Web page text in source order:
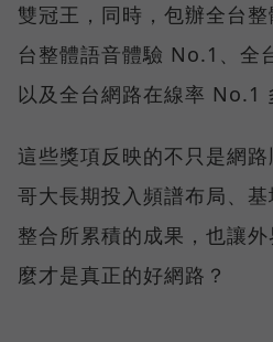
雙冠王，同時，包辦全台
台整體語音體驗 No.1、全
以及全台網路在線率 No.1
這些獎項反映的不只是網
哥大長期投入頻譜布局、
整合所累積的成果，也讓
麼才是真正的好網路？